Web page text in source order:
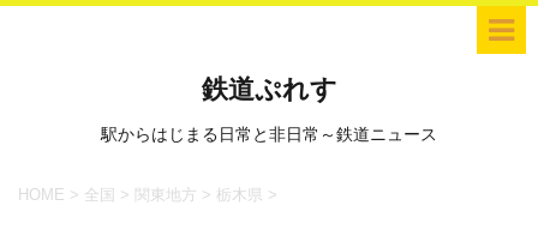
鉄道ぷれす
駅からはじまる日常と非日常～鉄道ニュース
HOME > 全国 > 関東地方 > 栃木県 >